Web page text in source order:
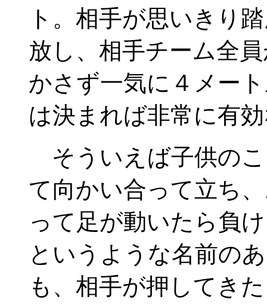
ト。相手が思いきり
放し、相手チーム全
かさず一気に４メー
は決まれば非常に有
そういえば子供の
て向かい合って立ち
って足が動いたら負
というような名前の
も、相手が押してき